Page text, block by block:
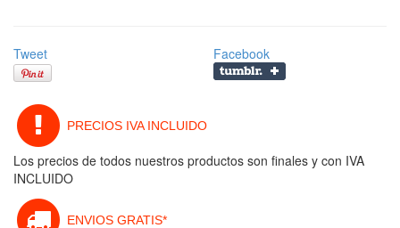
Tweet Facebook
PRECIOS IVA INCLUIDO
Los precios de todos nuestros productos son finales y con IVA
INCLUIDO
ENVIOS GRATIS*